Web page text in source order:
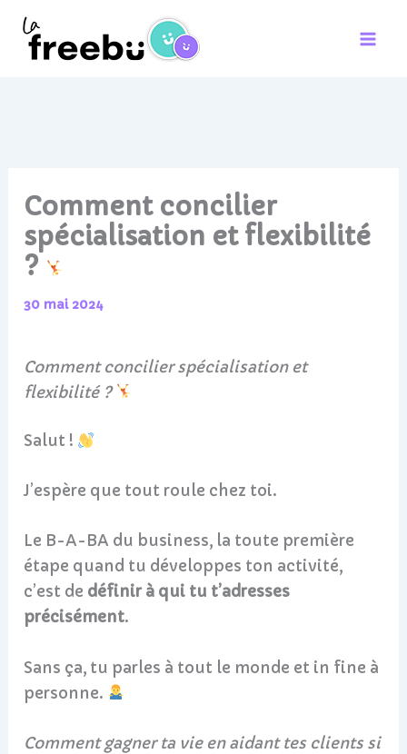
Aller
contenu
Comment concilier
spécialisation et flexibilité
?
30 mai 2024
Comment concilier spécialisation et
flexibilité ?
Salut !
J’espère que tout roule chez toi.
Le B-A-BA du business, la toute première
étape quand tu développes ton activité,
c’est de définir à qui tu t’adresses
précisément.
Sans ça, tu parles à tout le monde et in fine à
personne.
Comment gagner ta vie en aidant tes clients si